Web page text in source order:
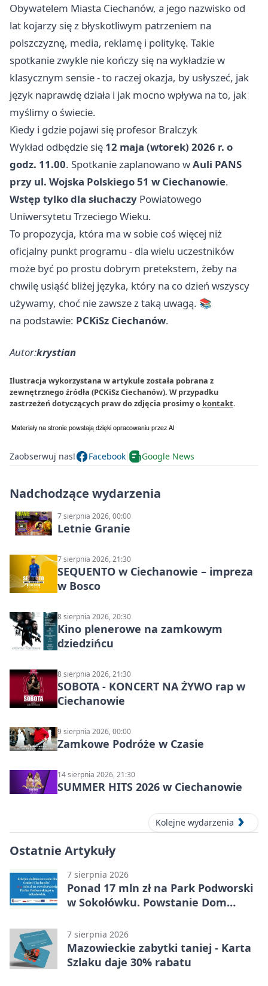
Obywatelem Miasta Ciechanów, a jego nazwisko od
lat kojarzy się z błyskotliwym patrzeniem na
polszczyznę, media, reklamę i politykę. Takie
spotkanie zwykle nie kończy się na wykładzie w
klasycznym sensie - to raczej okazja, by usłyszeć, jak
język naprawdę działa i jak mocno wpływa na to, jak
myślimy o świecie.
Kiedy i gdzie pojawi się profesor Bralczyk
Wykład odbędzie się 12 maja (wtorek) 2026 r. o
godz. 11.00. Spotkanie zaplanowano wAuli PANS
przy ul. Wojska Polskiego 51 w Ciechanowie.
Wstęp tylko dla słuchaczy Powiatowego
Uniwersytetu Trzeciego Wieku.
To propozycja, która ma w sobie coś więcej niż
oficjalny punkt programu - dla wielu uczestników
może być po prostu dobrym pretekstem, żeby na
chwilę usiąść bliżej języka, który na co dzień wszyscy
używamy, choć nie zawsze z taką uwagą. 📚
na podstawie: PCKiSz Ciechanów.
Autor:krystian
Ilustracja wykorzystana w artykule została pobrana z
zewnętrznego źródła (PCKiSz Ciechanów). W przypadku
zastrzeżeń dotyczących praw do zdjęcia prosimy o kontakt.
Zaobserwuj nas! Facebook Google News
Nadchodzące wydarzenia
7 sierpnia 2026, 00:00
Letnie Granie
7 sierpnia 2026, 21:30
SEQUENTO w Ciechanowie – impreza
w Bosco
8 sierpnia 2026, 20:30
Kino plenerowe na zamkowym
dziedzińcu
8 sierpnia 2026, 21:30
SOBOTA - KONCERT NA ŻYWO rap w
Ciechanowie
9 sierpnia 2026, 00:00
Zamkowe Podróże w Czasie
14 sierpnia 2026, 21:30
SUMMER HITS 2026 w Ciechanowie
Kolejne wydarzenia
Ostatnie Artykuły
7 sierpnia 2026
Ponad 17 mln zł na Park Podworski
w Sokołówku. Powstanie Dom
7 sierpnia 2026
Mazowieckie zabytki taniej - Karta
Szlaku daje 30% rabatu